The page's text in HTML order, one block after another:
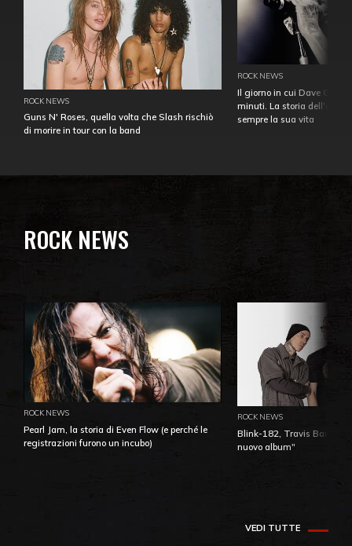
ROCK NEWS
Guns N' Roses, quella volta che Slash rischiò
di morire in tour con la band
ROCK NEWS
Il giorno in cui Dave
minuti. La storia
sempre la sua vita
ROCK NEWS
ROCK NEWS
Pearl Jam, la storia di Even Flow (e perché le
registrazioni furono un incubo)
ROCK NEWS
Blink-182, Travis Barker:
nuovo album"
VEDI TUTTE